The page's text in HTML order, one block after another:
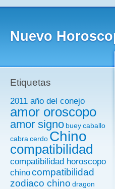
Nuevo
Etiquetas
2011 año del conejo
amor oroscopo
amor signo bueycaballo
cabra cerdoChino
compatibilidad
compatibilidad horoscopo
chinocompatibilidad
zodiaco chino dragon